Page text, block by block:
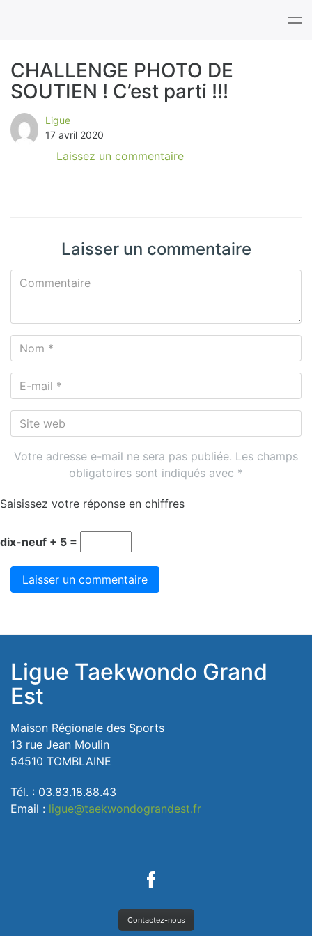
B
l
CHALLENGE PHOTO DE
SOUTIEN ! C’est parti !!!
Ligue
17 avril 2020
Laissez un commentaire
Laisser un commentaire
Commentaire
Nom
*
E-
mail
*Site
web
Votre adresse e-mail ne sera pas publiée. Les champs
obligatoires sont indiqués avec *
Saisissez votre réponse en chiffres
dix-neuf + 5 =
Ligue Taekwondo Grand
Est
Maison Régionale des Sports
13 rue Jean Moulin
54510 TOMBLAINE
Tél. : 03.83.18.88.43
Email : ligue@taekwondograndest.fr
Contactez-nous